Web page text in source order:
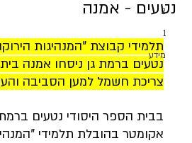
2
1
מידע
נטעים - אמנה
תלמידי קבוצת "המנהיגות
נטעים ברמת גן ניסחו אמנה
צריכת חשמל למען הסביבה
בבית הספר היסודי נטעים
אקומטר בהובלת תלמידי